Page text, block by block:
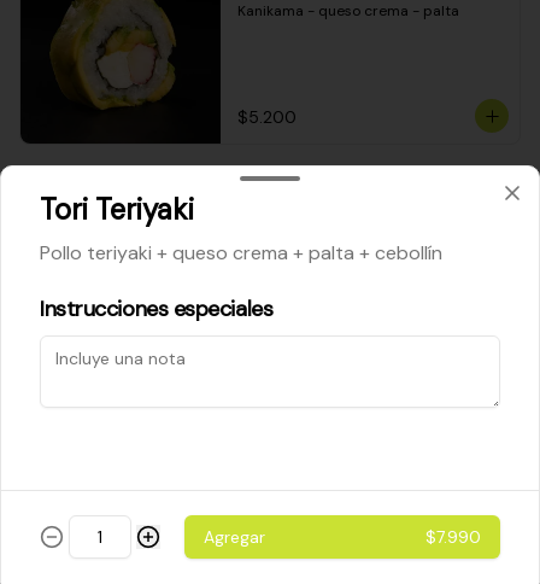
Kanikama - queso crema - palta
$5.200
$5.200
$5.800
Tori Teriyaki
Pollo teriyaki + queso crema + palta + cebollín
Instrucciones especiales
Agregar $7.990